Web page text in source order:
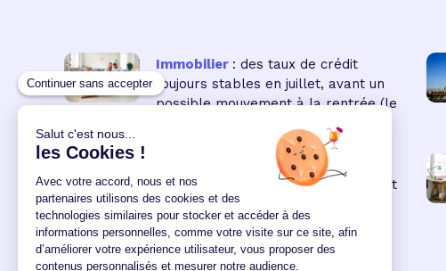
Immobilier : des taux de crédit
toujours stables en juillet, avant un
possible mouvement à la rentrée (le
: la remontée des
taux réduit encore le pouvoir d'achat
des acquéreurs
12:00:00/06/2026)